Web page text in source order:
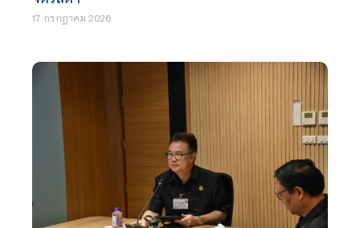
17 กรกฎาคม 2026